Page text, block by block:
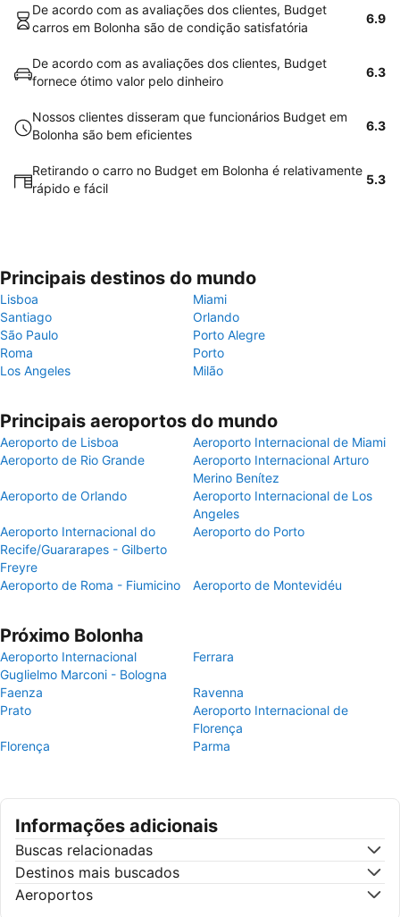
De acordo com as avaliações dos clientes, Budget
carros em Bolonha são de condição satisfatória
6.9
De acordo com as avaliações dos clientes, Budget
fornece ótimo valor pelo dinheiro
6.3
Nossos clientes disseram que funcionários Budget em
Bolonha são bem eficientes
6.3
Retirando o carro no Budget em Bolonha é relativamente
rápido e fácil
5.3
Principais destinos do mundo
Lisboa
Miami
Santiago
Orlando
São Paulo
Porto Alegre
Roma
Porto
Los Angeles
Milão
Principais aeroportos do mundo
Aeroporto de Lisboa
Aeroporto Internacional de Miami
Aeroporto de Rio Grande
Aeroporto Internacional Arturo
Merino Benítez
Aeroporto de Orlando
Aeroporto Internacional de Los
Angeles
Aeroporto Internacional do
Recife/Guararapes - Gilberto
Freyre
Aeroporto do Porto
Aeroporto de Roma - Fiumicino Aeroporto de Montevidéu
Próximo Bolonha
Aeroporto Internacional
Guglielmo Marconi - Bologna
Ferrara
Faenza
Ravenna
Prato
Aeroporto Internacional de
Florença
Florença
Parma
Informações adicionais
Buscas relacionadas
Destinos mais buscados
Aeroportos